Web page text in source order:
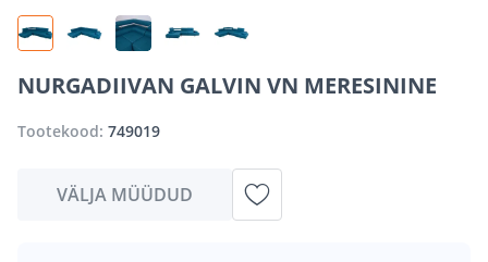
NURGADIIVAN GALVIN VN MERESININE
Tootekood: 749019
VÄLJA MÜÜDUD